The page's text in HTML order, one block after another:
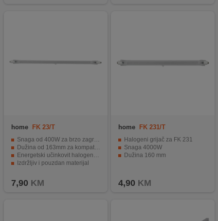
home FK 23/T
Snaga od 400W za brzo zagrijavanje
Dužina od 163mm za kompatibilnost s FK 23 grijalicom
Energetski učinkovit halogeni grijač
Izdržljiv i pouzdan materijal
7,90 KM
home FK 231/T
Halogeni grijač za FK 231
Snaga 4000W
Dužina 160 mm
4,90 KM